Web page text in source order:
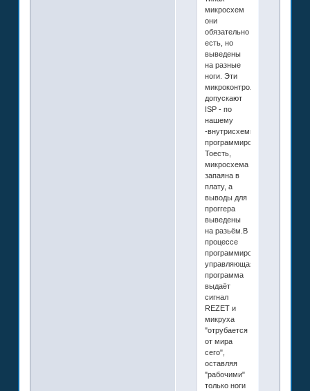
микросхем
они
обязательно
есть, но
выведены
на разные
ноги. Эти
микроконтроллеры
допускают
ISP - по
нашему
-внутрисхемное
программирование.
Тоесть,
микросхема
запаяна в
плату, а
выводы для
проггера
выведены
на разьём.В
процессе
программирования,
управляющая
программа
выдаёт
сигнал
REZET и
микруха
"отрубается
от мира
сего",
оставляя
"рабочими"
только ноги